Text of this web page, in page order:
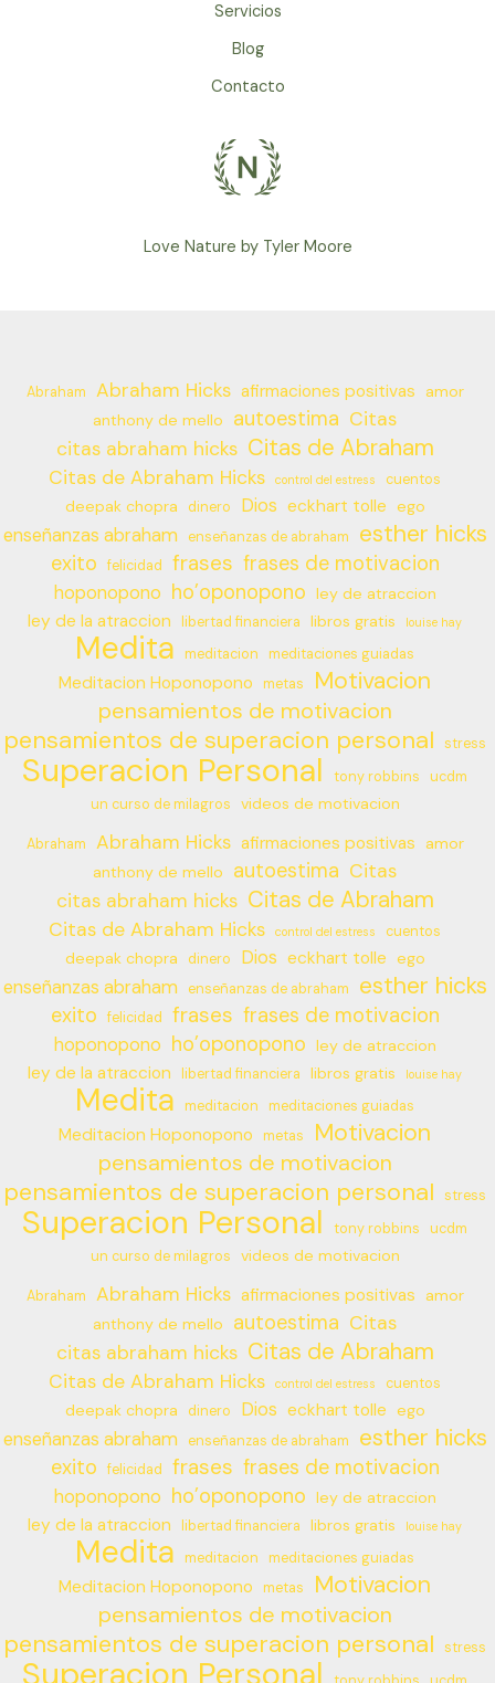
Servicios
Blog
Contacto
Love Nature by Tyler Moore
Abraham Abraham Hicks afirmaciones positivas
amor
anthony de mello
autoestima Citas
citas abraham hicks Citas de Abraham
Citas de Abraham Hicks control del estress cuentos
deepak chopra dinero Dios eckhart tolle ego
enseñanzas abraham enseñanzas de abraham esther hicks
exito felicidad frases frases de motivacion
hoponopono ho’oponopono ley de atraccion
ley de la atraccion libertad financiera libros gratis louise hay
Medita meditacion meditaciones guiadas
Meditacion Hoponopono metas Motivacion
pensamientos de motivacion
pensamientos de superacion personal stress
Superacion Personal tony robbins
ucdm
un curso de milagros
videos de motivacion
Abraham Abraham Hicks afirmaciones positivas
amor
anthony de mello
autoestima Citas
citas abraham hicks Citas de Abraham
Citas de Abraham Hicks control del estress cuentos
deepak chopra dinero Dios eckhart tolle ego
enseñanzas abraham enseñanzas de abraham esther hicks
exito felicidad frases frases de motivacion
hoponopono ho’oponopono ley de atraccion
ley de la atraccion libertad financiera libros gratis louise hay
Medita meditacion meditaciones guiadas
Meditacion Hoponopono metas Motivacion
pensamientos de motivacion
pensamientos de superacion personal stress
Superacion Personal tony robbins
ucdm
un curso de milagros
videos de motivacion
Abraham Abraham Hicks afirmaciones positivas
amor
anthony de mello
autoestima Citas
citas abraham hicks Citas de Abraham
Citas de Abraham Hicks control del estress cuentos
deepak chopra dinero Dios eckhart tolle ego
enseñanzas abraham enseñanzas de abraham esther hicks
exito felicidad frases frases de motivacion
hoponopono ho’oponopono ley de atraccion
ley de la atraccion libertad financiera libros gratis louise hay
Medita meditacion meditaciones guiadas
Meditacion Hoponopono metas Motivacion
pensamientos de motivacion
pensamientos de superacion personal stress